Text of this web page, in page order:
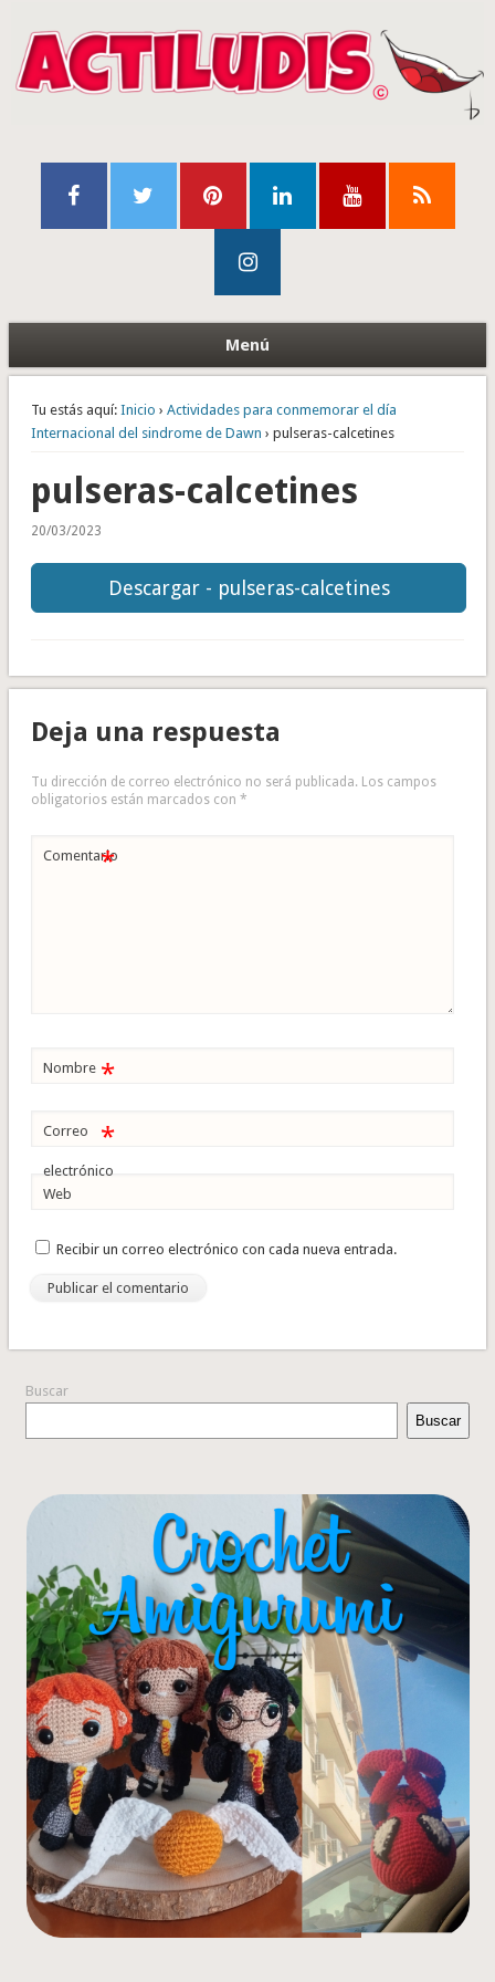
Menú
Tu estás aquí: Inicio › Actividades para conmemorar el día
Internacional del sindrome de Dawn › pulseras-calcetines
pulseras-calcetines
20/03/2023
Descargar - pulseras-calcetines
Deja una respuesta
Tu dirección de correo electrónico no será publicada. Los campos
obligatorios están marcados con *
Comentario
*
Nombre *
Correo
electrónico
*
Web
Recibir un correo electrónico con cada nueva entrada.
Buscar
Buscar